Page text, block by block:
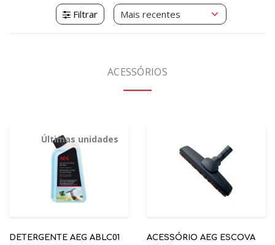
Filtrar
ACESSÓRIOS
Últimas unidades
DETERGENTE AEG ABLC01
ACESSÓRIO AEG ESCOVA